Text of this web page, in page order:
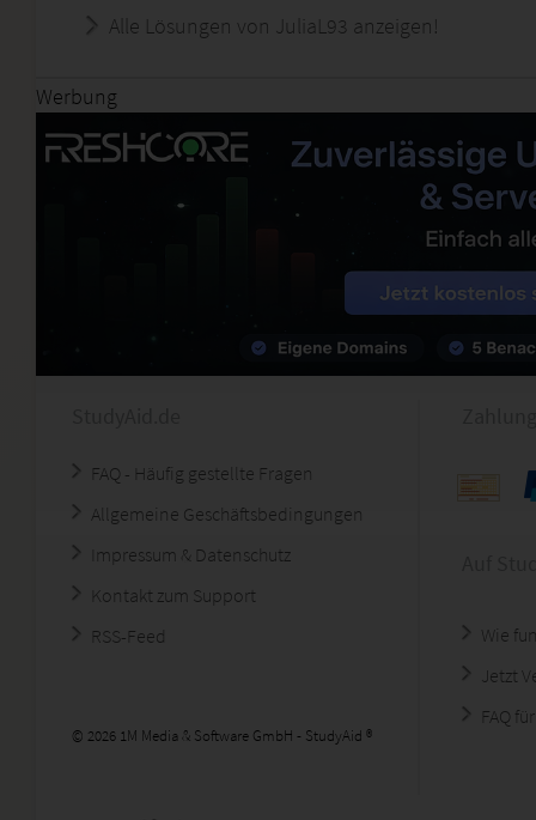
Alle Lösungen von JuliaL93 anzeigen!
Werbung
FAQ - Häufig gestellte Fragen
Allgemeine Geschäftsbedingungen
Impressum & Datenschutz
Kontakt zum Support
RSS-Feed
© 2026 1M Media & Software GmbH - StudyAid ®
Wie
Jetzt
FAQ